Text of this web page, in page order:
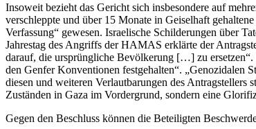
Insoweit bezieht das Gericht sich insbesondere auf
verschleppte und über 15 Monate in Geiselhaft
Verfassung“ gewesen. Israelische Schilderungen über
Jahrestag des Angriffs der HAMAS erklärte der
darauf, die ursprüngliche Bevölkerung […] zu ersetzen“.
den Genfer Konventionen festgehalten“. „Genozidalen
diesen und weiteren Verlautbarungen des Antragstellers
Zuständen in Gaza im Vordergrund, sondern eine
Gegen den Beschluss können die Beteiligten